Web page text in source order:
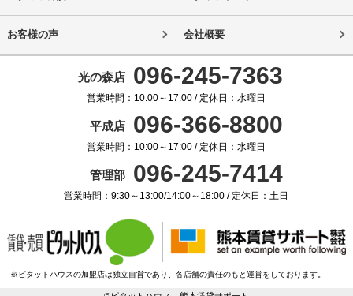
お客様の声 会社概要
光の森店 096-245-7363
営業時間：10:00～17:00 / 定休日：水曜日
平成店 096-366-8800
営業時間：10:00～17:00 / 定休日：水曜日
管理部 096-245-7414
営業時間：9:30～13:00/14:00～18:00 / 定休日：土日
※ピタットハウスの加盟店は独立自営であり、各店舗の責任のもと運営をしております。